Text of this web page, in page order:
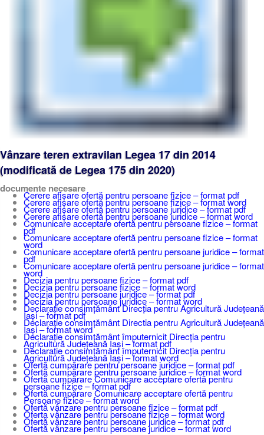
Vânzare teren extravilan Legea 17 din 2014
(modificată de Legea 175 din 2020)
documente necesare
Cerere afișare ofertă pentru persoane fizice – format pdf
Cerere afișare ofertă pentru persoane fizice – format word
Cerere afișare ofertă pentru persoane juridice – format pdf
Cerere afișare ofertă pentru persoane juridice – format word
Comunicare acceptare ofertă pentru persoane fizice – format
pdf
Comunicare acceptare ofertă pentru persoane fizice – format
word
Comunicare acceptare ofertă pentru persoane juridice – format
pdf
Comunicare acceptare ofertă pentru persoane juridice – format
word
Decizia pentru persoane fizice – format pdf
Decizia pentru persoane fizice – format word
Decizia pentru persoane juridice – format pdf
Decizia pentru persoane juridice – format word
Declarație consimțământ Direcția pentru Agricultură Județeană
Iași – format pdf
Declaraţie consimțământ Directia pentru Agricultură Județeană
Iași – format word
Declarație consimțământ împuternicit Direcția pentru
Agricultură Județeană Iași – format pdf
Declaraţie consimțământ împuternicit Direcția pentru
Agricultură Județeană Iași – format word
Ofertă cumpărare pentru persoane juridice – format pdf
Ofertă cumpărare pentru persoane juridice – format word
Ofertă cumpărare Comunicare acceptare ofertă pentru
persoane fizice – format pdf
Ofertă cumpărare Comunicare acceptare ofertă pentru
Persoane fizice – format word
Ofertă vânzare pentru persoane fizice – format pdf
Oferta vânzare pentru persoane fizice – format word
Ofertă vânzare pentru persoane juridice – format pdf
Ofertă vânzare pentru persoane juridice – format word